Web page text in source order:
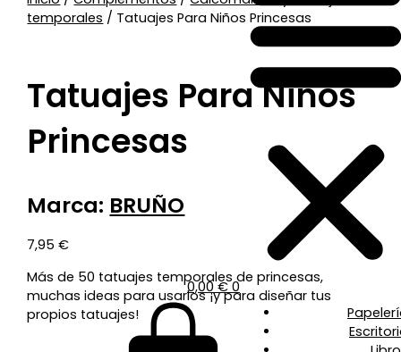
0,00€ 0
temporales / Tatuajes Para Niños Princesas
Tatuajes Para Niños
Princesas
Marca: BRUÑO
7,95€
Más de 50 tatuajes temporales de princesas,
muchas ideas para usarlos ¡y para diseñar tus
propios tatuajes!